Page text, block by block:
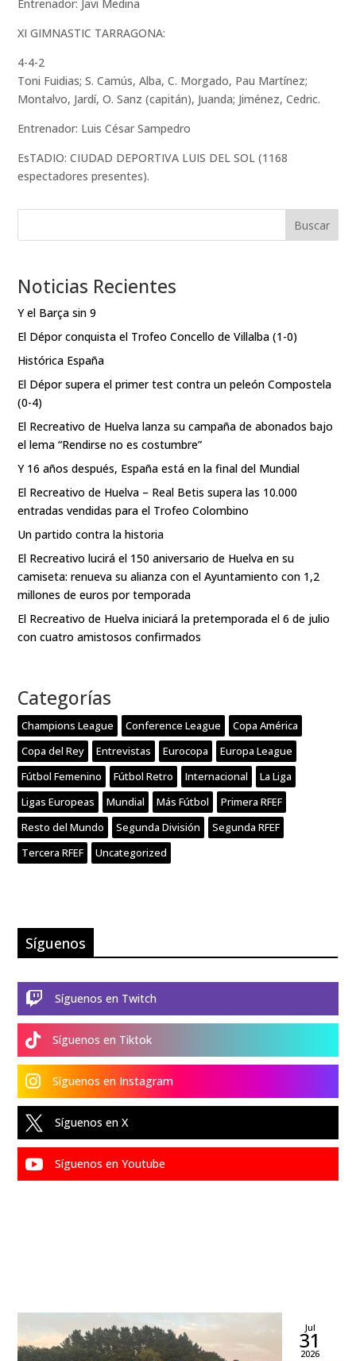
Entrenador: Javi Medina
XI GIMNASTIC TARRAGONA:
4-4-2
Toni Fuidias; S. Camús, Alba, C. Morgado, Pau Martínez;
Montalvo, Jardí, O. Sanz (capitán), Juanda; Jiménez, Cedric.
Entrenador: Luis César Sampedro
EsTADIO: CIUDAD DEPORTIVA LUIS DEL SOL (1168
espectadores presentes).
Buscar
Noticias Recientes
Y el Barça sin 9
El Dépor conquista el Trofeo Concello de Villalba (1-0)
Histórica España
El Dépor supera el primer test contra un peleón Compostela
(0-4)
El Recreativo de Huelva lanza su campaña de abonados bajo
el lema “Rendirse no es costumbre”
Y 16 años después, España está en la final del Mundial
El Recreativo de Huelva – Real Betis supera las 10.000
entradas vendidas para el Trofeo Colombino
Un partido contra la historia
El Recreativo lucirá el 150 aniversario de Huelva en su
camiseta: renueva su alianza con el Ayuntamiento con 1,2
millones de euros por temporada
El Recreativo de Huelva iniciará la pretemporada el 6 de julio
con cuatro amistosos confirmados
Categorías
Champions League Conference League
Copa América
Copa del Rey
Entrevistas Eurocopa
Europa League
Fútbol Femenino
Fútbol Retro Internacional
La Liga
Ligas Europeas
Mundial Más Fútbol
Primera RFEF
Resto del Mundo
Segunda División
Segunda RFEF
Tercera RFEF
Uncategorized
Síguenos
 Síguenos en Twitch
 Síguenos en Tiktok
 Síguenos en Instagram
 Síguenos en X
 Síguenos en Youtube
Jul
31
2026